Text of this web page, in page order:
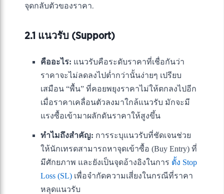
จุดกลับตัวของราคา.
2.1 แนวรับ (Support)
คืออะไร: แนวรับคือระดับราคาที่เชื่อกันว่า
ราคาจะไม่ลดลงไปต่ำกว่านั้นง่ายๆ เปรียบ
เสมือน “พื้น” ที่คอยพยุงราคาไม่ให้ตกลงไปอีก
เมื่อราคาเคลื่อนตัวลงมาใกล้แนวรับ มักจะมี
แรงซื้อเข้ามาผลักดันราคาให้สูงขึ้น
ทำไมถึงสำคัญ: การระบุแนวรับที่ชัดเจนช่วย
ให้นักเทรดสามารถหาจุดเข้าซื้อ (Buy Entry) ที่
มีศักยภาพ และยังเป็นจุดอ้างอิงในการ ตั้ง Stop
Loss (SL) เพื่อจำกัดความเสี่ยงในกรณีที่ราคา
หลุดแนวรับ